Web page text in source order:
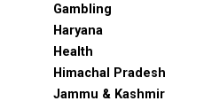
Gambling
Haryana
Health
Himachal Pradesh
Jammu & Kashmir